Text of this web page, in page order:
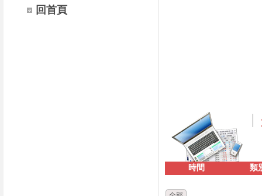
回首頁
時間 類